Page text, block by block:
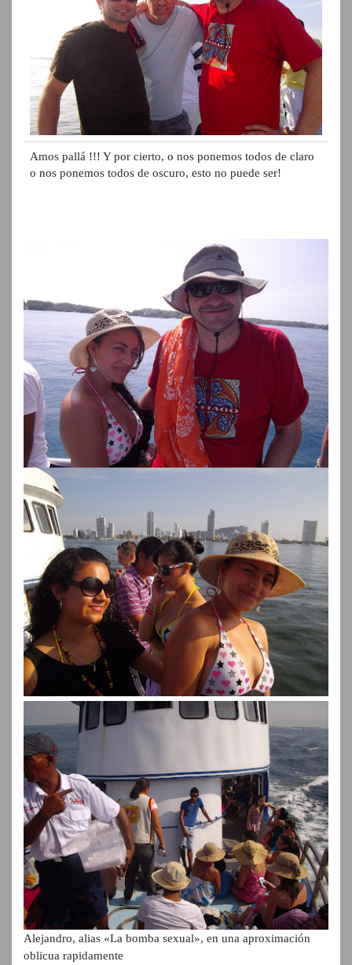
Amos pallá !!! Y por cierto, o nos ponemos todos de claro
o nos ponemos todos de oscuro, esto no puede ser!
Alejandro, alias «La bomba sexual», en una aproximación
oblicua rapidamente